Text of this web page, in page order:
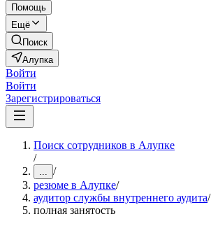
Помощь
Ещё
Поиск
Алупка
Войти
Войти
Зарегистрироваться
Поиск сотрудников в Алупке
/
... /
резюме в Алупке/
аудитор службы внутреннего аудита/
полная занятость